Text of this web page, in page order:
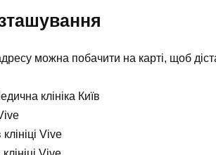
можна побачити на карті, щоб